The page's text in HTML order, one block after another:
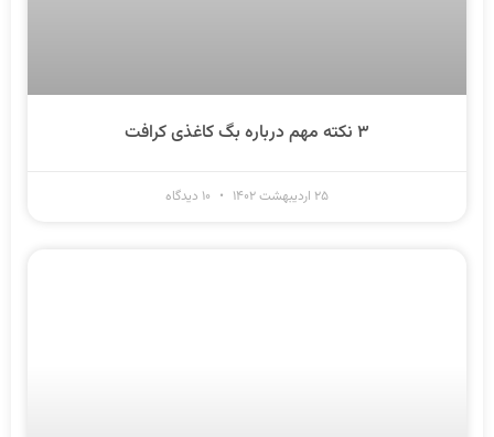
۳ نکته مهم درباره بگ کاغذی کرافت
۲۵ اردیبهشت ۱۴۰۲